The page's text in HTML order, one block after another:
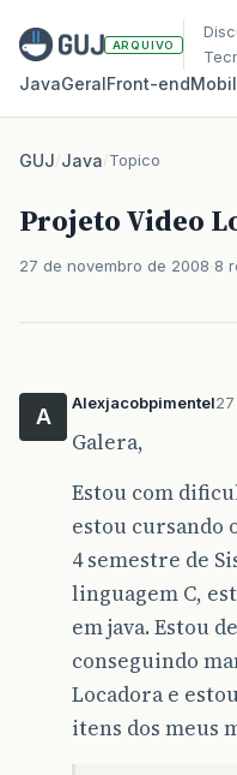
ARQUIVO
JavaGeralFront‑end
GUJ/Java/Topico
Projeto Video
27 de novembro de 2008 8
A
Alexjacobpimentel
Galera,
Estou com
estou cursando
4 semestre de
linguagem C,
em java. Estou
conseguindo
Locadora e
itens dos meus